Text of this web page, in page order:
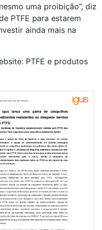
uma proibição”, diz
PTFE para estarem
ainda mais na
PTFE e produtos